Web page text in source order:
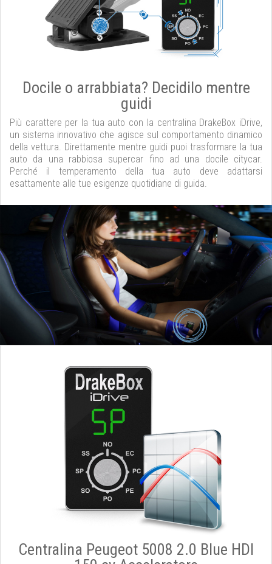
Docile o arrabbiata? Decidilo mentre
guidi
Più carattere per la tua auto con la centralina DrakeBox iDrive,
un sistema innovativo che agisce sul comportamento dinamico
della vettura. Direttamente mentre guidi puoi trasformare la tua
auto da una rabbiosa supercar fino ad una docile citycar.
Perché il temperamento della tua auto deve adattarsi
esattamente alle tue esigenze quotidiane di guida.
Centralina Peugeot 5008 2.0 Blue HDI